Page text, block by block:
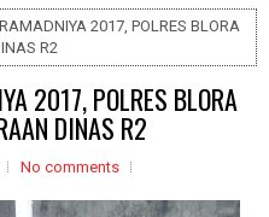
2017, POLRES BLORA
R2
2017, POLRES BLORA
DINAS R2
No comments